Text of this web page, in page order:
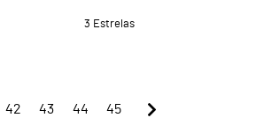
3 Estrelas
42 43 44 45